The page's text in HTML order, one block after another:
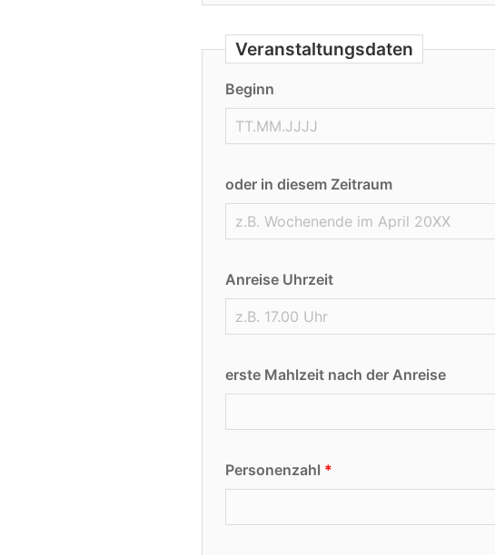
Veranstaltungsdaten
Beginn
oder in diesem Zeitraum
Anreise Uhrzeit
erste Mahlzeit nach der Anreise
Personenzahl